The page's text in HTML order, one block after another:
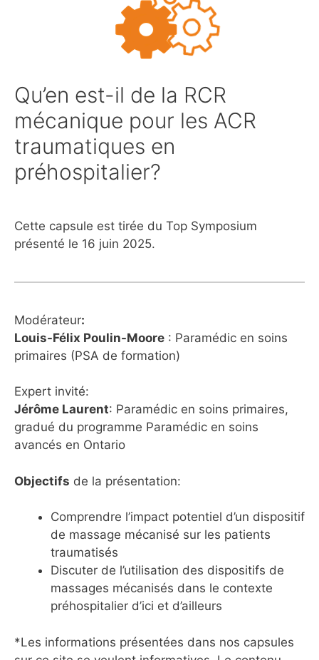
Qu’en est-il de la RCR
mécanique pour les ACR
traumatiques en
préhospitalier?
Cette capsule est tirée du Top Symposium
présenté le 16 juin 2025.
Modérateur:
Louis-Félix Poulin-Moore : Paramédic en soins
primaires (PSA de formation)
Expert invité:
Jérôme Laurent: Paramédic en soins primaires,
gradué du programme Paramédic en soins
avancés en Ontario
Objectifs de la présentation:
Comprendre l’impact potentiel d’un dispositif
de massage mécanisé sur les patients
traumatisés
Discuter de l’utilisation des dispositifs de
massages mécanisés dans le contexte
préhospitalier d’ici et d’ailleurs
*Les informations présentées dans nos capsules